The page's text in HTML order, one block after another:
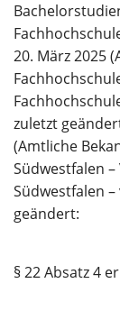
20. März 2025
zuletzt
(Amtliche
Südwestfalen
Südwestfalen
geändert:
§ 22 Absatz 4